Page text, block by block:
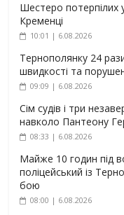
Шестеро потерпілих
Кременці
10:01 | 6.08.2026
Тернополянку 24
швидкості та
09:09 | 6.08.2026
Сім судів і три
навколо Пантеону
08:33 | 6.08.2026
Майже 10 годин під
поліцейський із
бою
08:00 | 6.08.2026